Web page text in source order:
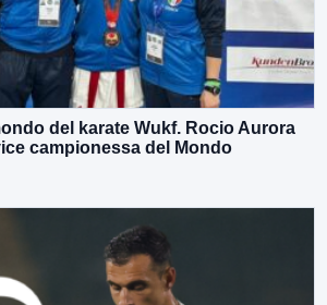
del karate Wukf. Rocio Aurora
campionessa del Mondo